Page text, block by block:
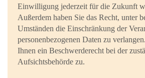
Einwilligung jederzeit für die Zukunft
Außerdem haben Sie das Recht, unter
Umständen die Einschränkung der
personenbezogenen Daten zu
Ihnen ein Beschwerderecht bei der
Aufsichtsbehörde zu.